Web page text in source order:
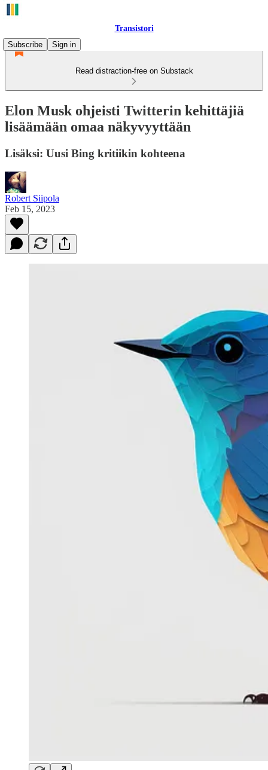
Transistori
Subscribe
Sign in
Read distraction-free on Substack
Elon Musk ohjeisti Twitterin kehittäjiä
lisäämään omaa näkyvyyttään
Lisäksi: Uusi Bing kritiikin kohteena
Robert Siipola
Feb 15, 2023